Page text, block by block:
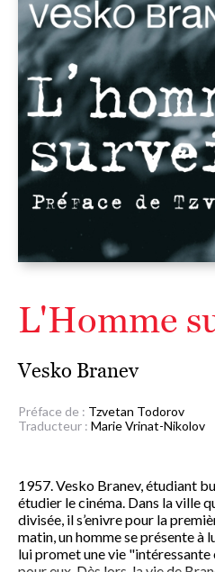
L'Homme
Vesko Branev
Préface de : Tzvetan Todorov
Traducteur : Marie Vrinat-Nikolov
1957. Vesko Branev, étudiant
étudier le cinéma. Dans la ville
divisée, il s’enivre pour la
matin, un homme se présente à
lui promet une vie